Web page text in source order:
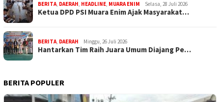
BERITA, DAERAH, HEADLINE, MUARA ENIM Selasa, 28 Juli 2026
Ketua DPD PSI Muara Enim Ajak Masyarakat…
BERITA, DAERAH Minggu, 26 Juli 2026
Hantarkan Tim Raih Juara Umum Diajang Pe…
BERITA POPULER